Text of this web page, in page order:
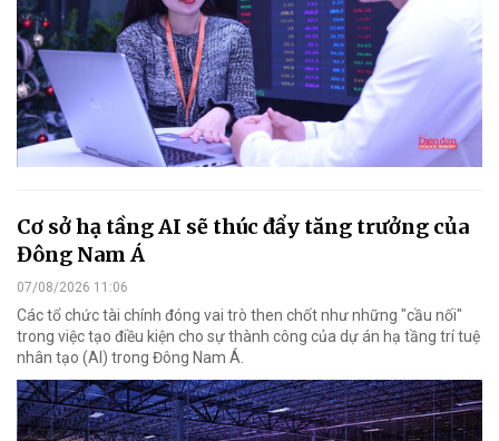
Cơ sở hạ tầng AI sẽ thúc đẩy tăng trưởng của
Đông Nam Á
07/08/2026 11:06
Các tổ chức tài chính đóng vai trò then chốt như những "cầu nối"
trong việc tạo điều kiện cho sự thành công của dự án hạ tầng trí tuệ
nhân tạo (AI) trong Đông Nam Á.